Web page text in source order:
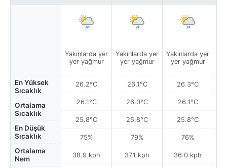
En Yüksek
Sıcaklık
Ortalama
Sıcaklık
En Düşük
Sıcaklık
Ortalama
Nem
Yakınlarda yer
yer yağmur
26.2°C
26.1°C
25.8°C
75%
38.9 kph
Yakınlarda yer
yer yağmur
26.1°C
26.0°C
25.8°C
79%
37.1 kph
Yakınlarda yer
yer yağmur
26.3°C
26.1°C
25.8°C
76%
36.0 kph